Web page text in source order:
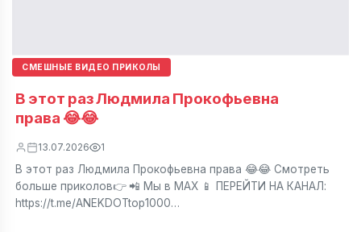
СМЕШНЫЕ ВИДЕО ПРИКОЛЫ
В этот раз Людмила Прокофьевна
права 😂😂
13.07.2026 1
В этот раз Людмила Прокофьевна права 😂😂 Смотреть
больше приколов👉 📲 Мы в МАХ 📱 ПЕРЕЙТИ НА КАНАЛ:
https://t.me/ANEKDOTtop1000…